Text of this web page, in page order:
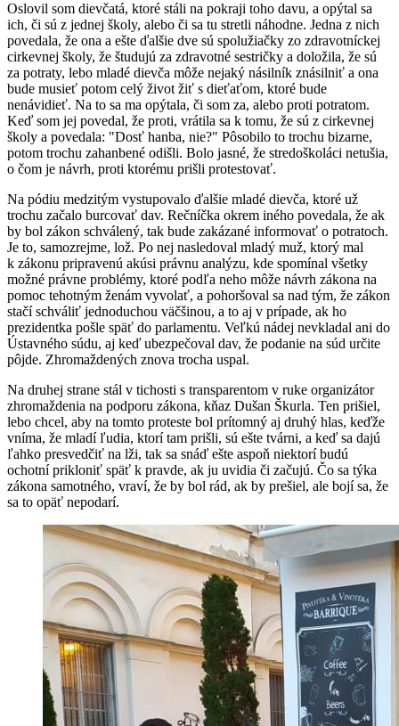
Oslovil som dievčatá, ktoré stáli na pokraji toho davu, a opýtal sa
ich, či sú z jednej školy, alebo či sa tu stretli náhodne. Jedna z nich
povedala, že ona a ešte ďalšie dve sú spolužiačky zo zdravotníckej
cirkevnej školy, že študujú za zdravotné sestričky a doložila, že sú
za potraty, lebo mladé dievča môže nejaký násilník znásilniť a ona
bude musieť potom celý život žiť s dieťaťom, ktoré bude
nenávidieť. Na to sa ma opýtala, či som za, alebo proti potratom.
Keď som jej povedal, že proti, vrátila sa k tomu, že sú z cirkevnej
školy a povedala: "Dosť hanba, nie?" Pôsobilo to trochu bizarne,
potom trochu zahanbené odišli. Bolo jasné, že stredoškoláci netušia,
o čom je návrh, proti ktorému prišli protestovať.
Na pódiu medzitým vystupovalo ďalšie mladé dievča, ktoré už
trochu začalo burcovať dav. Rečníčka okrem iného povedala, že ak
by bol zákon schválený, tak bude zakázané informovať o potratoch.
Je to, samozrejme, lož. Po nej nasledoval mladý muž, ktorý mal
k zákonu pripravenú akúsi právnu analýzu, kde spomínal všetky
možné právne problémy, ktoré podľa neho môže návrh zákona na
pomoc tehotným ženám vyvolať, a pohoršoval sa nad tým, že zákon
stačí schváliť jednoduchou väčšinou, a to aj v prípade, ak ho
prezidentka pošle späť do parlamentu. Veľkú nádej nevkladal ani do
Ústavného súdu, aj keď ubezpečoval dav, že podanie na súd určite
pôjde. Zhromaždených znova trocha uspal.
Na druhej strane stál v tichosti s transparentom v ruke organizátor
zhromaždenia na podporu zákona, kňaz Dušan Škurla. Ten prišiel,
lebo chcel, aby na tomto proteste bol prítomný aj druhý hlas, keďže
vníma, že mladí ľudia, ktorí tam prišli, sú ešte tvárni, a keď sa dajú
ľahko presvedčiť na lži, tak sa snáď ešte aspoň niektorí budú
ochotní prikloniť späť k pravde, ak ju uvidia či začujú. Čo sa týka
zákona samotného, vraví, že by bol rád, ak by prešiel, ale bojí sa, že
sa to opäť nepodarí.